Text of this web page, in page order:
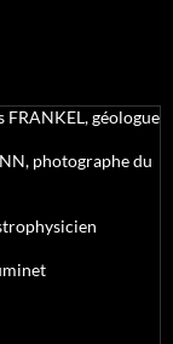
FRANKEL, géologue
photographe du